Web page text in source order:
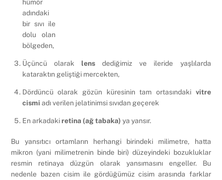
hümör
adındaki
bir sıvı ile
dolu olan
bölgeden,
Üçüncü olarak lens dediğimiz ve ileride yaşlılarda
kataraktın geliştiği mercekten,
Dördüncü olarak gözün küresinin tam ortasındaki vitre
cismi adı verilen jelatinimsi sıvıdan geçerek
En arkadaki retina (ağ tabaka) ya yansır.
Bu yansıtıcı ortamların herhangi birindeki milimetre, hatta
mikron (yani milimetrenin binde biri) düzeyindeki bozukluklar
resmin retinaya düzgün olarak yansımasını engeller. Bu
nedenle bazen cisim ile gördüğümüz cisim arasında farklar